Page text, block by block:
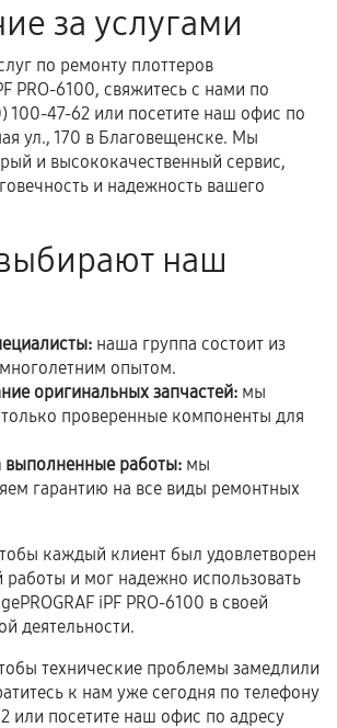
работы может
или частично, если
условия:
детали подходят по
параметрам и не имеют внешних
была выполнена нашим сервисным
на сами комплектующие
производителя или
сторонних деталей
ответственности не несет.
за услугами
по ремонту плоттеров
PRO-6100, свяжитесь с нами по
100-47-62 или посетите наш офис по
ул., 170 в Благовещенске. Мы
и высококачественный сервис,
и надежность вашего
наш
наша группа состоит из
опытом.
оригинальных запчастей: мы
проверенные компоненты для
выполненные работы: мы
гарантию на все виды ремонтных
каждый клиент был удовлетворен
работы и мог надежно использовать
iPF PRO-6100 в своей
деятельности.
технические проблемы замедлили
к нам уже сегодня по телефону
или посетите наш офис по адресу